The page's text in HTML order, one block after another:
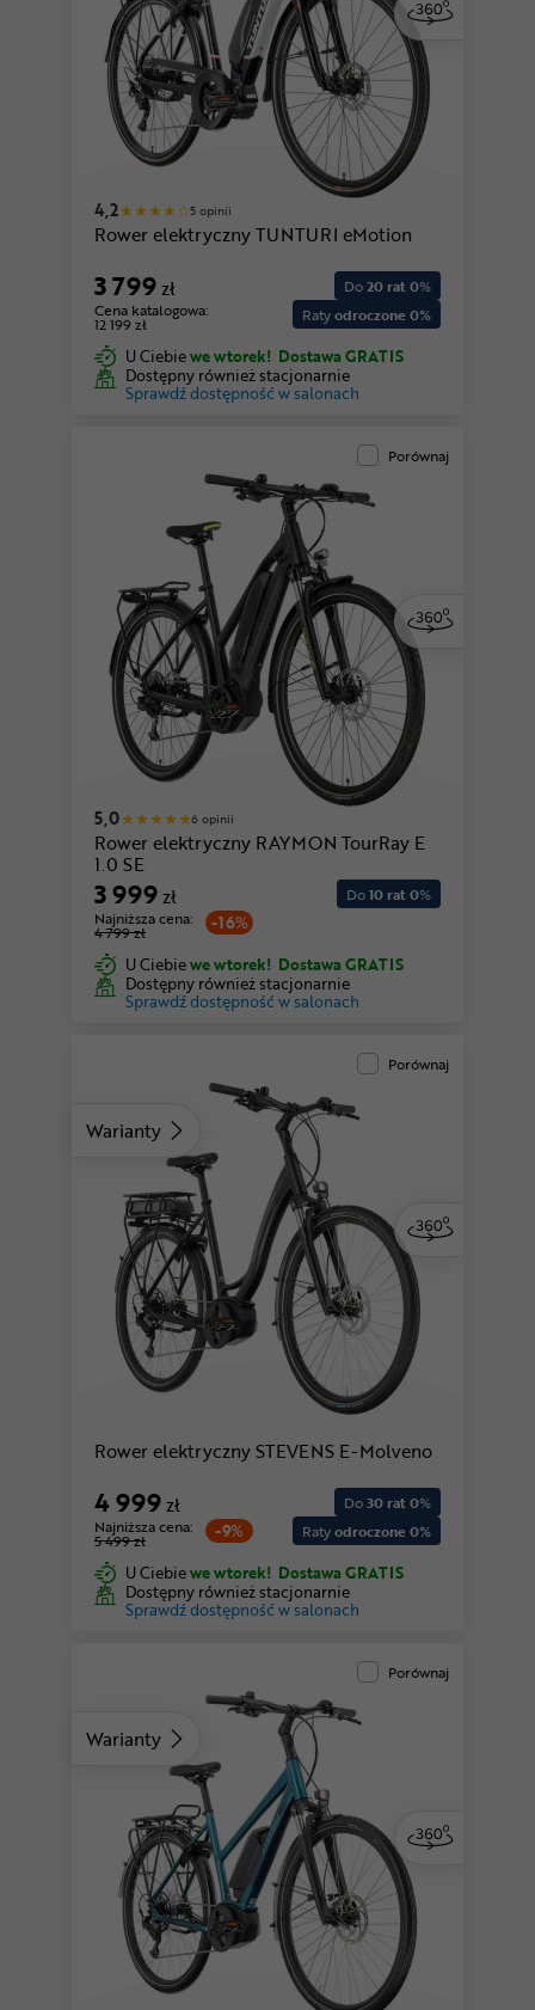
4,2 5 opinii
Rower elektryczny TUNTURI eMotion
3 799zł
Cena katalogowa:
12 199 zł
Do20 rat 0%
Ratyodroczone 0%
U Ciebiewe wtorek! Dostawa GRATIS
Dostępny również stacjonarnie
Sprawdź dostępność w salonach
Porównaj
5,0 6 opinii
Rower elektryczny RAYMON TourRay E
1.0 SE
3 999zł
-16%
Najniższa cena:
4 799 zł
Do10 rat 0%
U Ciebiewe wtorek! Dostawa GRATIS
Dostępny również stacjonarnie
Sprawdź dostępność w salonach
Warianty
niebieski | Low
Porównaj
Rower elektryczny STEVENS E-Molveno
4 999zł
-9%
Najniższa cena:
5 499 zł
Do30 rat 0%
Ratyodroczone 0%
U Ciebiewe wtorek! Dostawa GRATIS
Dostępny również stacjonarnie
Sprawdź dostępność w salonach
Warianty
niebieski | Low
Porównaj